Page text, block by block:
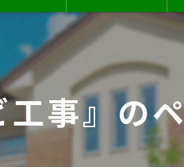
カビ
のカビ
のカビ
事故のカビ
によるカビ
事』の